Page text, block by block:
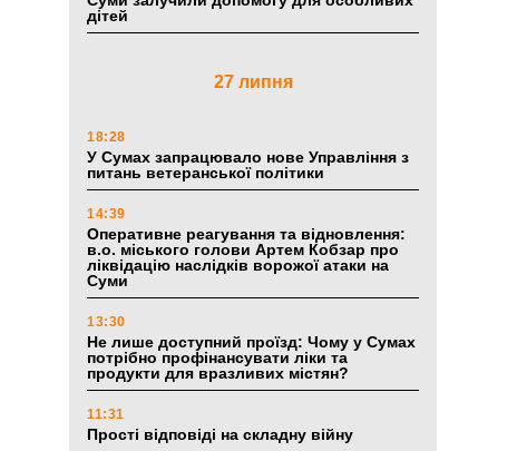
дітей
27 липня
18:28
У Сумах запрацювало нове Управління з
питань ветеранської політики
14:39
Оперативне реагування та відновлення:
в.о. міського голови Артем Кобзар про
ліквідацію наслідків ворожої атаки на
Суми
13:30
Не лише доступний проїзд: Чому у Сумах
потрібно профінансувати ліки та
продукти для вразливих містян?
11:31
Прості відповіді на складну війну